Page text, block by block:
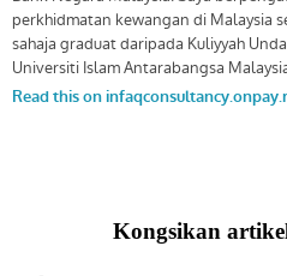
Kongsikan